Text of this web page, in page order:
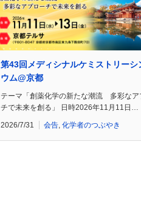
第43回メディシナルケミストリーシ
ウム@京都
テーマ「創薬化学の新たな潮流 多彩なア
チで未来を創る」 日時2026年11月11日…
2026/7/31 会告, 化学者のつぶやき